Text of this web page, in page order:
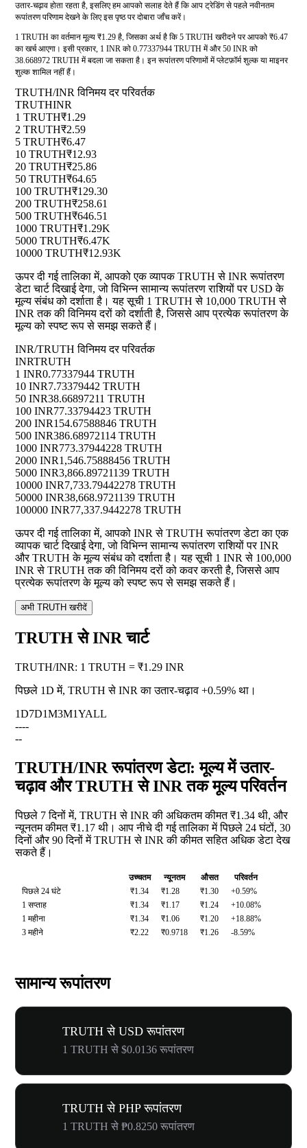
उतार-चढ़ाव होता रहता है, इसलिए हम आपको सलाह देते हैं कि आप ट्रेडिंग से पहले नवीनतम
रूपांतरण परिणाम देखने के लिए इस पृष्ठ पर दोबारा जाँच करें।
1 TRUTH का वर्तमान मूल्य ₹1.29 है, जिसका अर्थ है कि 5 TRUTH खरीदने पर आपको ₹6.47
का खर्च आएगा। इसी प्रकार, 1 INR को 0.77337944 TRUTH में और 50 INR को
38.668972 TRUTH में बदला जा सकता है। इन रूपांतरण परिणामों में प्लेटफ़ॉर्म शुल्क या माइनर
शुल्क शामिल नहीं हैं।
TRUTH/INR विनिमय दर परिवर्तक
TRUTHINR
1 TRUTH₹1.29
2 TRUTH₹2.59
5 TRUTH₹6.47
10 TRUTH₹12.93
20 TRUTH₹25.86
50 TRUTH₹64.65
100 TRUTH₹129.30
200 TRUTH₹258.61
500 TRUTH₹646.51
1000 TRUTH₹1.29K
5000 TRUTH₹6.47K
10000 TRUTH₹12.93K
ऊपर दी गई तालिका में, आपको एक व्यापक TRUTH से INR रूपांतरण
डेटा चार्ट दिखाई देगा, जो विभिन्न सामान्य रूपांतरण राशियों पर USD के
मूल्य संबंध को दर्शाता है। यह सूची 1 TRUTH से 10,000 TRUTH से
INR तक की विनिमय दरों को दर्शाती है, जिससे आप प्रत्येक रूपांतरण के
मूल्य को स्पष्ट रूप से समझ सकते हैं।
INR/TRUTH विनिमय दर परिवर्तक
INRTRUTH
1 INR0.77337944 TRUTH
10 INR7.73379442 TRUTH
50 INR38.66897211 TRUTH
100 INR77.33794423 TRUTH
200 INR154.67588846 TRUTH
500 INR386.68972114 TRUTH
1000 INR773.37944228 TRUTH
2000 INR1,546.75888456 TRUTH
5000 INR3,866.89721139 TRUTH
10000 INR7,733.79442278 TRUTH
50000 INR38,668.9721139 TRUTH
100000 INR77,337.9442278 TRUTH
ऊपर दी गई तालिका में, आपको INR से TRUTH रूपांतरण डेटा का एक
व्यापक चार्ट दिखाई देगा, जो विभिन्न सामान्य रूपांतरण राशियों पर INR
और TRUTH के मूल्य संबंध को दर्शाता है। यह सूची 1 INR से 100,000
INR से TRUTH तक की विनिमय दरों को कवर करती है, जिससे आप
प्रत्येक रूपांतरण के मूल्य को स्पष्ट रूप से समझ सकते हैं।
अभी TRUTH खरीदें
TRUTH से INR चार्ट
TRUTH/INR: 1 TRUTH = ₹1.29 INR
पिछले 1D में, TRUTH से INR का उतार-चढ़ाव +0.59% था।
1D7D1M3M1YALL
----
--
TRUTH/INR रूपांतरण डेटा: मूल्य में उतार-
चढ़ाव और TRUTH से INR तक मूल्य परिवर्तन
पिछले 7 दिनों में, TRUTH से INR की अधिकतम कीमत ₹1.34 थी, और
न्यूनतम कीमत ₹1.17 थी। आप नीचे दी गई तालिका में पिछले 24 घंटों, 30
दिनों और 90 दिनों में TRUTH से INR की कीमत सहित अधिक डेटा देख
सकते हैं।
उच्चतम न्यूनतम औसत
परिवर्तन
पिछले 24 घंटे
₹1.34 ₹1.28 ₹1.30
+0.59%
1 सप्ताह
₹1.34 ₹1.17 ₹1.24
+10.08%
1 महीना
₹1.34 ₹1.06 ₹1.20
+18.88%
3 महीने
₹2.22 ₹0.9718 ₹1.26 -8.59%
सामान्य रूपांतरण
TRUTH से USD रूपांतरण
1 TRUTH से $0.0136 रूपांतरण
TRUTH से PHP रूपांतरण
1 TRUTH से ₱0.8250 रूपांतरण